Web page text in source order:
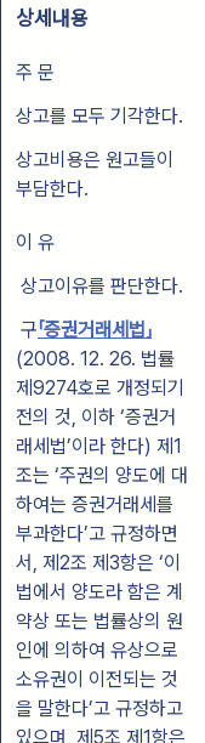
상세내용
주 문
상고를 모두 기각한다.
상고비용은 원고들이
부담한다.
이 유
상고이유를 판단한다.
구「증권거래세법」
(2008. 12. 26. 법률
제9274호로 개정되기
전의 것, 이하 ‘증권거
래세법’이라 한다) 제1
조는 ‘주권의 양도에 대
하여는 증권거래세를
부과한다’고 규정하면
서, 제2조 제3항은 ‘이
법에서 양도라 함은 계
약상 또는 법률상의 원
인에 의하여 유상으로
소유권이 이전되는 것
을 말한다’고 규정하고
있으며, 제5조 제1항은